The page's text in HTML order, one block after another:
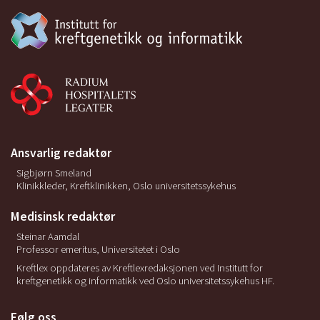
Ansvarlig redaktør
Sigbjørn Smeland
Klinikkleder, Kreftklinikken, Oslo universitetssykehus
Medisinsk redaktør
Steinar Aamdal
Professor emeritus, Universitetet i Oslo
Kreftlex oppdateres av Kreftlexredaksjonen ved Institutt for
kreftgenetikk og informatikk ved Oslo universitetssykehus HF.